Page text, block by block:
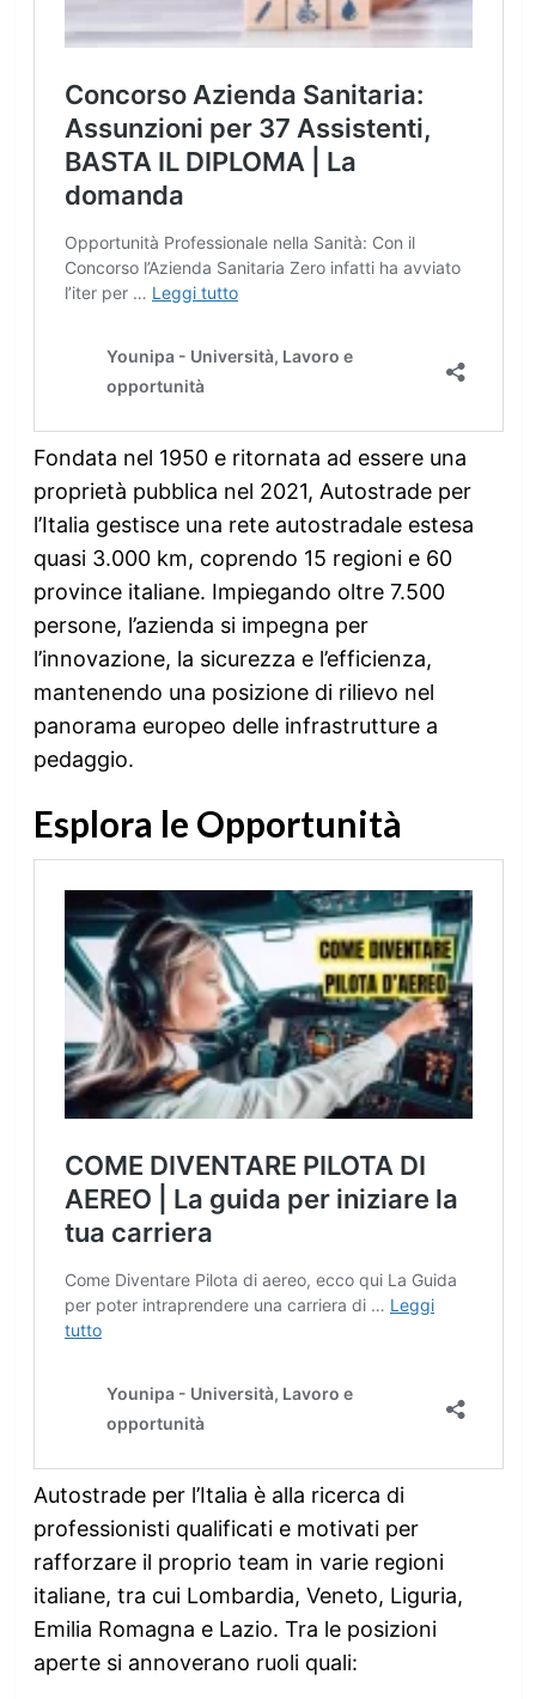
Fondata nel 1950 e ritornata ad essere una
proprietà pubblica nel 2021, Autostrade per
l’Italia gestisce una rete autostradale estesa
quasi 3.000 km, coprendo 15 regioni e 60
province italiane. Impiegando oltre 7.500
persone, l’azienda si impegna per
l’innovazione, la sicurezza e l’efficienza,
mantenendo una posizione di rilievo nel
panorama europeo delle infrastrutture a
pedaggio.
Esplora le Opportunità
Autostrade per l’Italia è alla ricerca di
professionisti qualificati e motivati per
rafforzare il proprio team in varie regioni
italiane, tra cui Lombardia, Veneto, Liguria,
Emilia Romagna e Lazio. Tra le posizioni
aperte si annoverano ruoli quali: